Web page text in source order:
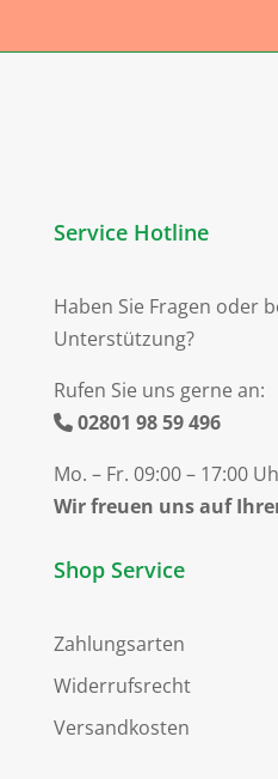
Service Hotline
Haben Sie Fragen oder
Unterstützung?
Rufen Sie uns gerne an:
02801 98 59 496
Mo. – Fr. 09:00 – 17:00
Wir freuen uns auf
Shop Service
Zahlungsarten
Widerrufsrecht
Versandkosten